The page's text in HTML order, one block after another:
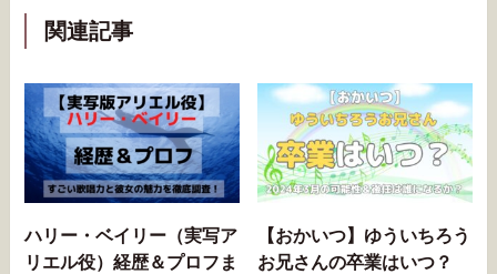
関連記事
ハリー・ベイリー（実写ア
リエル役）経歴＆プロフま
【おかいつ】ゆういちろう
お兄さんの卒業はいつ？